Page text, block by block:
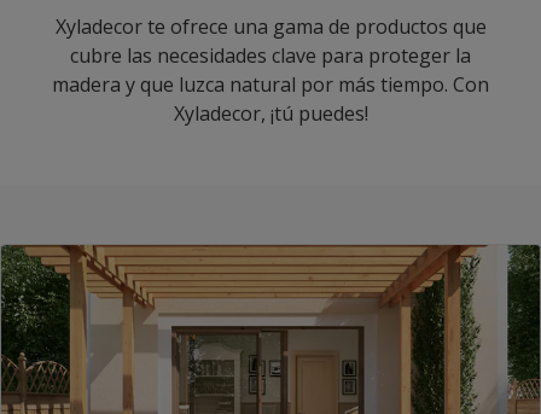
Xyladecor te ofrece una gama de productos que
cubre las necesidades clave para proteger la
madera y que luzca natural por más tiempo. Con
Xyladecor, ¡tú puedes!